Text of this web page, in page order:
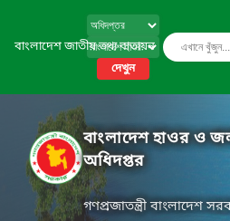
বাংলাদেশ জাতীয় তথ্য বাতায়ন
দেখুন
বাংলাদেশ হাওর ও
অধিদপ্তর
গণপ্রজাতন্ত্রী বাংলাদেশ